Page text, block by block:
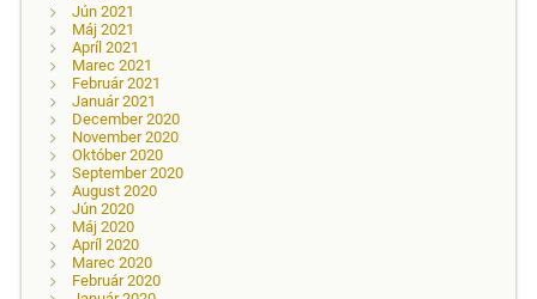
Jún 2021
Máj 2021
Apríl 2021
Marec 2021
Február 2021
Január 2021
December 2020
November 2020
Október 2020
September 2020
August 2020
Jún 2020
Máj 2020
Apríl 2020
Marec 2020
Február 2020